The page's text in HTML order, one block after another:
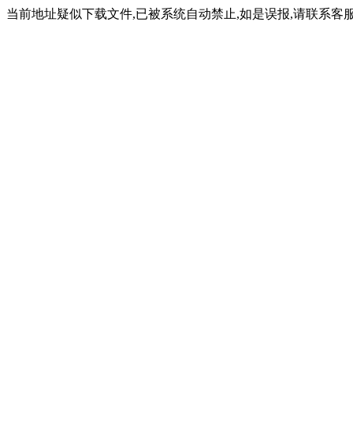
当前地址疑似下载文件,已被系统自动禁止,如是误报,请联系客